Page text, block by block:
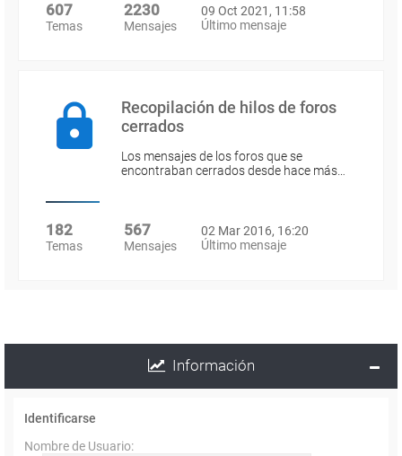
607
Temas
2230
Mensajes
09 Oct 2021, 11:58
Último mensaje
Recopilación de hilos de foros
cerrados
Los mensajes de los foros que se
encontraban cerrados desde hace más…
182
Temas
567
Mensajes
02 Mar 2016, 16:20
Último mensaje
Información
Identificarse
Nombre de Usuario: